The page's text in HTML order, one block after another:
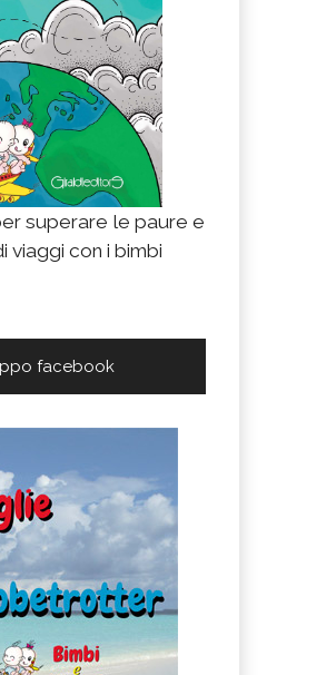
superare le paure e
viaggi con i bimbi
facebook